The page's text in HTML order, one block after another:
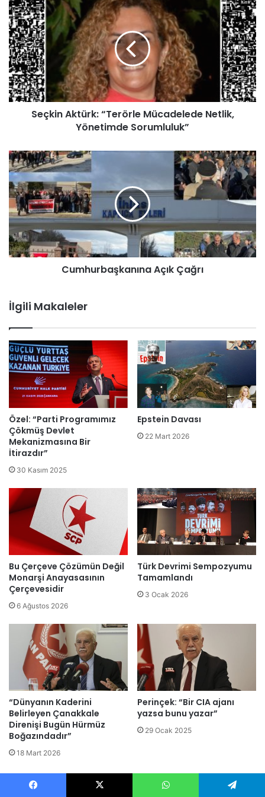
esi ok
m
Seçkin Aktürk: “Terörle Mücadelede Netlik,
Yönetimde Sorumluluk”
Cumhurbaşkanına Açık Çağrı
İlgili Makaleler
Özel: “Parti Programımız
Çökmüş Devlet
Mekanizmasına Bir
İtirazdır”
30 Kasım 2025
Epstein Davası
22 Mart 2026
Bu Çerçeve Çözümün Değil
Monarşi Anayasasının
Çerçevesidir
6 Ağustos 2026
Türk Devrimi Sempozyumu
Tamamlandı
3 Ocak 2026
“Dünyanın Kaderini
Belirleyen Çanakkale
Direnişi Bugün Hürmüz
Boğazındadır”
18 Mart 2026
Perinçek: “Bir CIA ajanı
yazsa bunu yazar”
29 Ocak 2025
Genel